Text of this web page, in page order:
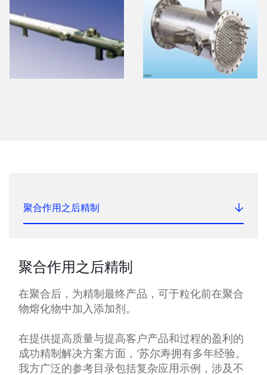
聚合作用之后精制
聚合作用之后精制
在聚合后，为精制最终产品，可于粒化前在聚合
物熔化物中加入添加剂。
在提供提高质量与提高客户产品和过程的盈利的
成功精制解决方案方面，’苏尔寿拥有多年经验。
我方广泛的参考目录包括复杂应用示例，涉及不